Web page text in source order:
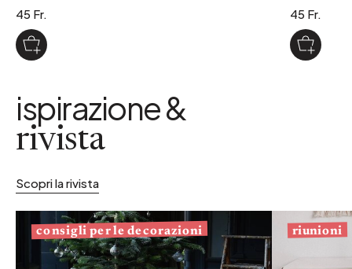
45 Fr. 45 Fr.
ispirazione &
rivista
Scopri la rivista
consigli per le decorazioni riunioni